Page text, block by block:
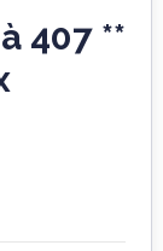
407 **